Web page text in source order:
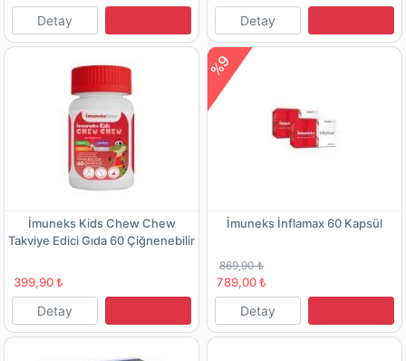
Detay Detay
İmuneks Kids Chew Chew
Takviye Edici Gıda 60 Çiğnenebilir
399,90 ₺
Detay
%9
İmuneks İnflamax 60 Kapsül
869,90 ₺
789,00 ₺
Detay